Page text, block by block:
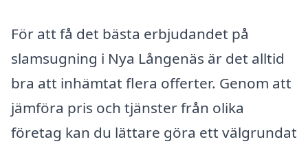
För att få det bästa erbjudandet på
slamsugning i Nya Långenäs är det alltid
bra att inhämtat flera offerter. Genom att
jämföra pris och tjänster från olika
företag kan du lättare göra ett välgrundat